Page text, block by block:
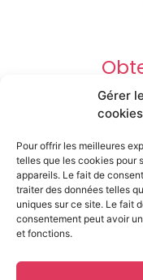
Gérer
cookies
Pour offrir les meilleures
telles que les cookies pour
appareils. Le fait de
traiter des données telles
uniques sur ce site. Le fait
consentement peut avoir
et fonctions.